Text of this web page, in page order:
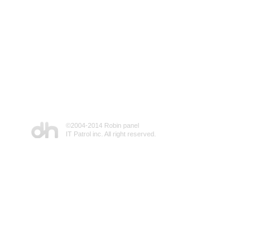
©2004-2014 Robin panel
IT Patrol inc. All right reserved.